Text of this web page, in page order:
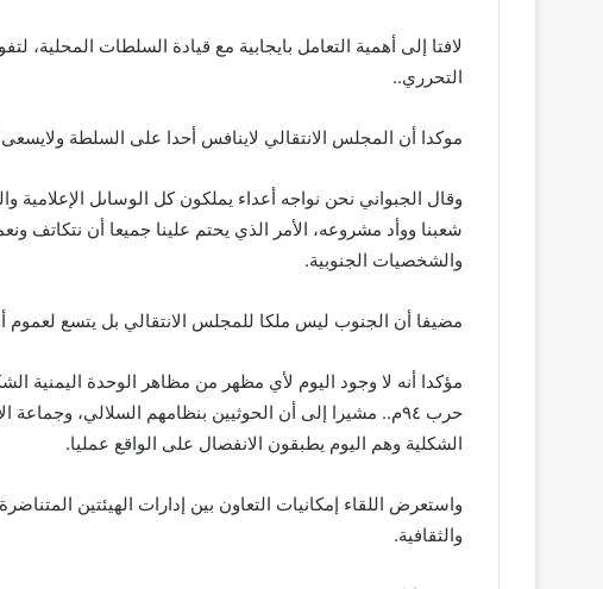
لافتا إلى أهمية التعامل بايجابية مع قيادة السلطات
التحرري..
موكدا أن المجلس الانتقالي لاينافس أحدا على السلطة
وقال الجبواني نحن نواجه أعداء يملكون كل الوساىل
شعبنا ووأد مشروعه، الأمر الذي يحتم علينا جميعا أن نتكاتف
والشخصيات الجنوبية.
مضيفا أن الجنوب ليس ملكا للمجلس الانتقالي بل يتسع
مؤكدا أنه لا وجود اليوم لأي مظهر من مظاهر الوحدة اليمنية
حرب ٩٤م.. مشيرا إلى أن الحوثيين بنظامهم السلالي،
الشكلية وهم اليوم يطبقون الانفصال على الواقع عمليا.
واستعرض اللقاء إمكانيات التعاون بين إدارات الهيئتين
والثقافية.